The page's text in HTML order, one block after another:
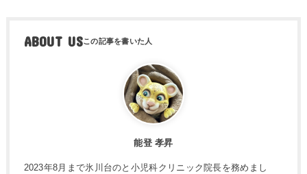
ABOUT US
能登 孝昇
2023年8月まで氷川台のと小児科クリニック院長を務めまし